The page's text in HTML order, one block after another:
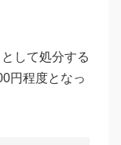
して処分する
円程度となっ